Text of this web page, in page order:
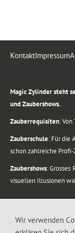
KontaktImpressum
Magic Zylinder steht
und Zaubershows.
Zauberrequisiten:
Zauberschule: Für die
schon zahlreiche
Zaubershows:
visuellen Illusionen wie
.
Alle Rechte
Wir verwenden